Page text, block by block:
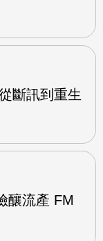
斷訊到重生
釀流產 FM